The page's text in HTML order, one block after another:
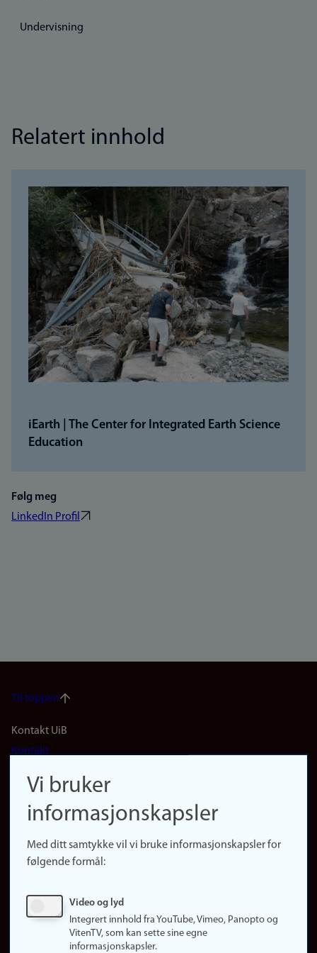
Undervisning
Relatert innhold
iEarth | The Center for Integrated Earth Science
Education
Følg meg
LinkedIn Profil
Til toppen
Footer
(no)
Kontakt UiB
Kontakt
Finn forsker
Presse
Finn studier
Ledige stillinger
Vi bruker
informasjonskapsler
Med ditt samtykke vil vi bruke informasjonskapsler for
følgende formål:
Video og lyd
Integrert innhold fra YouTube, Vimeo, Panopto og
VitenTV, som kan sette sine egne
informasjonskapsler.